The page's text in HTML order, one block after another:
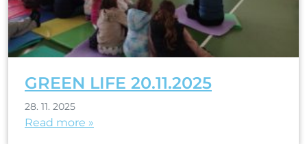
GREEN LIFE 20.11.2025
28. 11. 2025
Read more »